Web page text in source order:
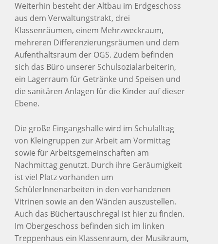
Weiterhin besteht der Altbau im Erdgeschoss
aus dem Verwaltungstrakt, drei
Klassenräumen, einem Mehrzweckraum,
mehreren Differenzierungsräumen und dem
Aufenthaltsraum der OGS. Zudem befinden
sich das Büro unserer Schulsozialarbeiterin,
ein Lagerraum für Getränke und Speisen und
die sanitären Anlagen für die Kinder auf dieser
Ebene.
Die große Eingangshalle wird im Schulalltag
von Kleingruppen zur Arbeit am Vormittag
sowie für Arbeitsgemeinschaften am
Nachmittag genutzt. Durch ihre Geräumigkeit
ist viel Platz vorhanden um
SchülerInnenarbeiten in den vorhandenen
Vitrinen sowie an den Wänden auszustellen.
Auch das Büchertauschregal ist hier zu finden.
Im Obergeschoss befinden sich im linken
Treppenhaus ein Klassenraum, der Musikraum,